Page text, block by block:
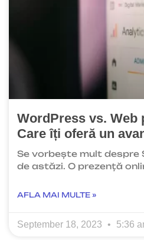
WordPress vs. Web
Care îți oferă un
Se vorbește mult despre
de astăzi. O prezență
AFLA MAI MULTE »
September 18, 2023 5:36